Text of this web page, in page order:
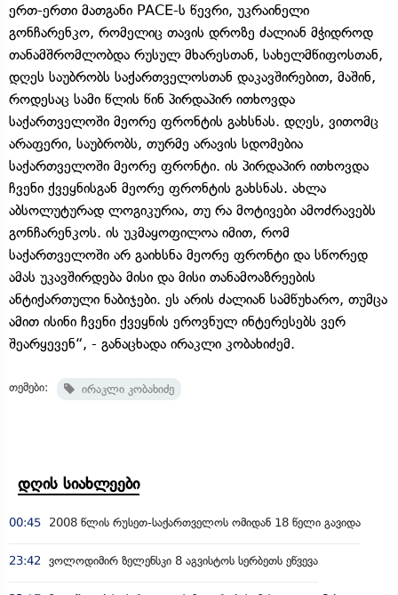
ერთ-ერთი მათგანი PACE-ს წევრი, უკრაინელი
გონჩარენკო, რომელიც თავის დროზე ძალიან მჭიდროდ
თანამშრომლობდა რუსულ მხარესთან, სახელმწიფოსთან,
დღეს საუბრობს საქართველოსთან დაკავშირებით, მაშინ,
როდესაც სამი წლის წინ პირდაპირ ითხოვდა
საქართველოში მეორე ფრონტის გახსნას. დღეს, ვითომც
არაფერი, საუბრობს, თურმე არავის სდომებია
საქართველოში მეორე ფრონტი. ის პირდაპირ ითხოვდა
ჩვენი ქვეყნისგან მეორე ფრონტის გახსნას. ახლა
აბსოლუტურად ლოგიკურია, თუ რა მოტივები ამოძრავებს
გონჩარენკოს. ის უკმაყოფილოა იმით, რომ
საქართველოში არ გაიხსნა მეორე ფრონტი და სწორედ
ამას უკავშირდება მისი და მისი თანამოაზრეების
ანტიქართული ნაბიჯები. ეს არის ძალიან სამწუხარო, თუმცა
ამით ისინი ჩვენი ქვეყნის ეროვნულ ინტერესებს ვერ
შეარყევენ“, - განაცხადა ირაკლი კობახიძემ.
თემები: ირაკლი კობახიძე
დღის სიახლეები
00:45 2008 წლის რუსეთ-საქართველოს ომიდან 18 წელი გავიდა
23:42 ვოლოდიმირ ზელენსკი 8 აგვისტოს სერბეთს ეწვევა